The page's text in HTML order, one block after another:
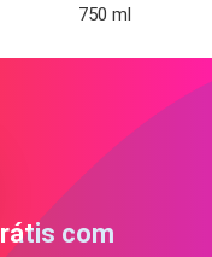
750 ml
com